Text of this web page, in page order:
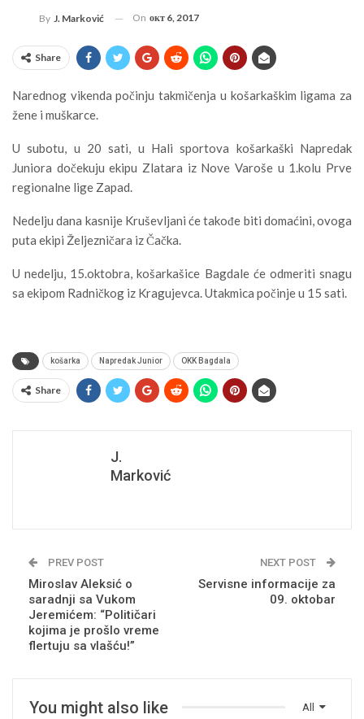
By J. Marković On окт 6, 2017
Share
Narednog vikenda počinju takmičenja u košarkaškim ligama za
žene i muškarce.
U subotu, u 20 sati, u Hali sportova košarkaški Napredak
Juniora dočekuju ekipu Zlatara iz Nove Varoše u 1.kolu Prve
regionalne lige Zapad.
Nedelju dana kasnije Kruševljani će takođe biti domaćini, ovoga
puta ekipi Željezničara iz Čačka.
U nedelju, 15.oktobra, košarkašice Bagdale će odmeriti snagu
sa ekipom Radničkog iz Kragujevca. Utakmica počinje u 15 sati.
košarka Napredak Junior OKK Bagdala
Share
J.
Marković
PREV POST
Miroslav Aleksić o
saradnji sa Vukom
Jeremićem: “Političari
kojima je prošlo vreme
flertuju sa vlašću!”
NEXT POST
Servisne informacije za
09. oktobar
All
You might also like